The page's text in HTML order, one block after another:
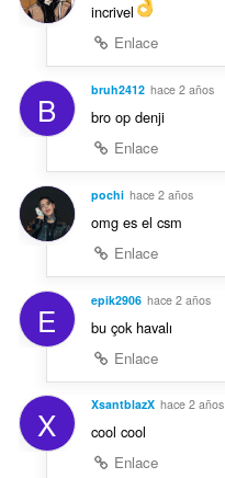
incrivel
Enlace
B bruh2412 hace 2 años
bro op denji
Enlace
pochi hace 2 años
omg es el csm
Enlace
E epik2906 hace 2 años
bu çok havalı
Enlace
X XsantblazX hace 2 años
cool cool
Enlace